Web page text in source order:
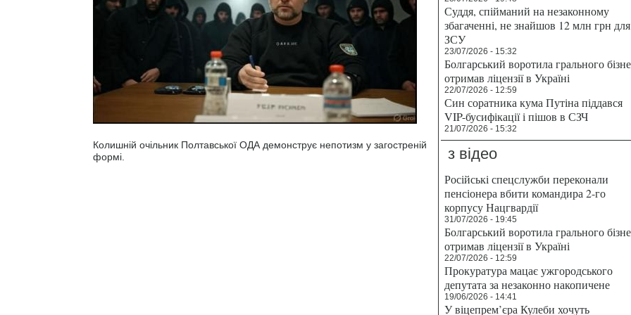
Колишній очільник Полтавської ОДА демонструє непотизм у загостреній
формі.
Суддя, спійманий на незаконному
збагаченні, не знайшов 12 млн грн для
ЗСУ
23/07/2026 - 15:32
Болгарський воротила грального
отримав ліцензії в Україні
22/07/2026 - 12:59
Син соратника кума Путіна піддався
VIP-бусифікації і пішов в СЗЧ
21/07/2026 - 15:32
з відео
Російські спецслужби переконали
пенсіонера вбити командира 2-го
корпусу Нацгвардії
31/07/2026 - 19:45
Болгарський воротила грального
отримав ліцензії в Україні
22/07/2026 - 12:59
Прокуратура мацає ужгородського
депутата за незаконно накопичене
19/06/2026 - 14:41
У віцепрем’єра Кулеби хочуть